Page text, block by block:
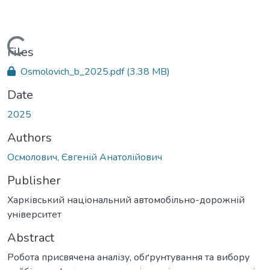
Loading...
Files
Osmolovich_b_2025.pdf(3.38 MB)
Date
2025
Authors
Осмолович, Євгеній Анатолійович
Publisher
Харківський національний автомобільно-дорожній
університет
Abstract
Робота присвячена аналізу, обґрунтування та вибору